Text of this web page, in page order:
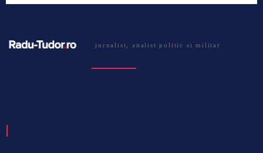
jurnalist, analist politic si militar